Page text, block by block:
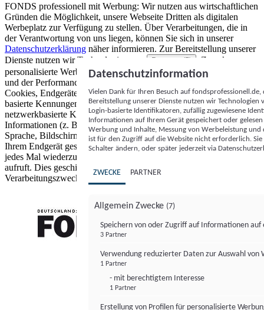
FONDS professionell mit Werbung: Wir nutzen aus wirtschaftlichen
Gründen die Möglichkeit, unsere Webseite Dritten als digitalen
Werbeplatz zur Verfügung zu stellen. Über Verarbeitungen, die in
der Verantwortung von uns liegen, können Sie sich in unserer
Datenschutzerklärung näher informieren. Zur Bereitstellung unserer
Dienste nutzen wir Technologien von
Partnern (5)
. Zwecke:
personalisierte Werbung und Inhalte, Messung von Werbeleistung
und der Performance von Inhalten sowie Zielgruppenforschung.
Cookies, Endgeräte- oder ähnliche Online-Kennungen (z. B. login-
basierte Kennungen, zufällig generierte Kennungen,
netzwerkbasierte Kennungen) können zusammen mit anderen
Informationen (z. B. Browsertyp und Browserinformationen,
Sprache, Bildschirmgröße, unterstützte Technologien usw.) auf
Ihrem Endgerät gespeichert oder von dort ausgelesen werden, um es
jedes Mal wiederzuerkennen, wenn es eine App oder einer Webseite
aufruft. Dies geschieht für einen oder mehrere der hier aufgeführten
Verarbeitungszwecke.
Datenschutzinformation
Vielen Dank für Ihren Besuch auf
Bereitstellung unserer Dienste nutzen wir Technologien
Login-basierte Identifikatoren, zufällig zugewiesene
Informationen auf Ihrem Gerät gespeichert oder
Werbung und Inhalte, Messung von Werbeleistung
ist für den Zugriff auf die Website nicht erforderlich.
Schalter ändern, oder später jederzeit via
ZWECKE PARTNER
Allgemein Zwecke (7)
Speichern von oder Zugriff auf Informationen auf
3 Partner
Verwendung reduzierter Daten zur Auswahl von
1 Partner
- mit berechtigtem Interesse
1 Partner
Erstellung von Profilen für personalisierte
FONDS professionell